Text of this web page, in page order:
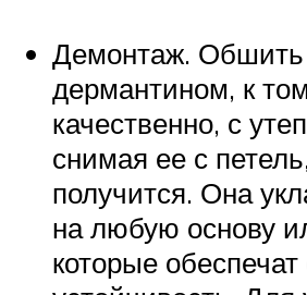
Демонтаж. Обшить
дермантином, к
качественно, с
снимая ее с
получится. Она
на любую основу
которые обеспечат